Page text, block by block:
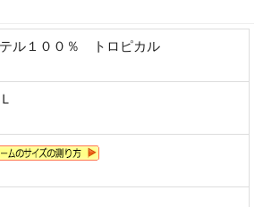
ル１００％ トロピカル